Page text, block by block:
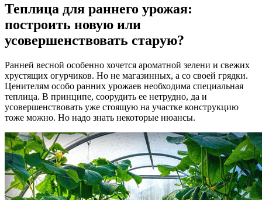
Теплица для раннего урожая:
построить новую или
усовершенствовать старую?
Ранней весной особенно хочется ароматной зелени и свежих
хрустящих огурчиков. Но не магазинных, а со своей грядки.
Ценителям особо ранних урожаев необходима специальная
теплица. В принципе, соорудить ее нетрудно, да и
усовершенствовать уже стоящую на участке конструкцию
тоже можно. Но надо знать некоторые нюансы.